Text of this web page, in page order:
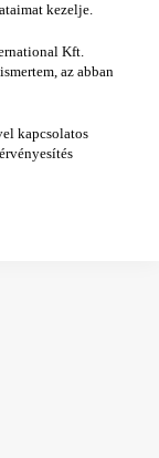
kezelje.
Kft.
az abban
kapcsolatos